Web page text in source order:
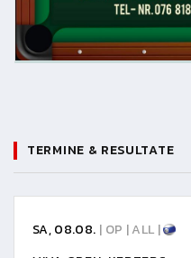
TERMINE & RESULTATE
SA, 08.08. | OP | ALL |